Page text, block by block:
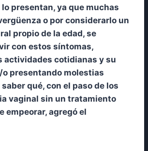
presentan, ya que muchas
o por considerarlo un
propio de la edad, se
con estos síntomas,
actividades cotidianas y su
presentando molestias
qué, con el paso de los
vaginal sin un tratamiento
empeorar, agregó el